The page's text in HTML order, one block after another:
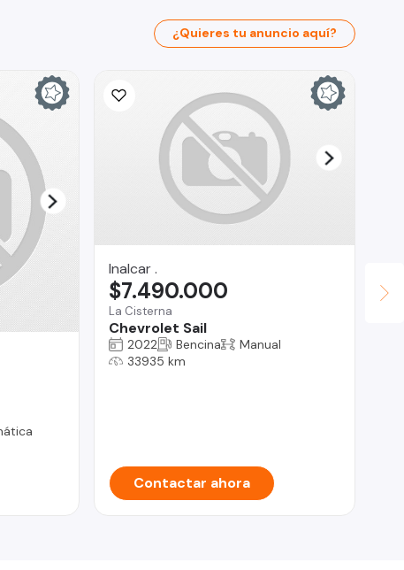
¿Quieres tu anuncio aquí?
Inalcar .
La Cisterna
Chevrolet Sail
$7.490.000
2022 Bencina
Manual
33935 km
Contactar ahora